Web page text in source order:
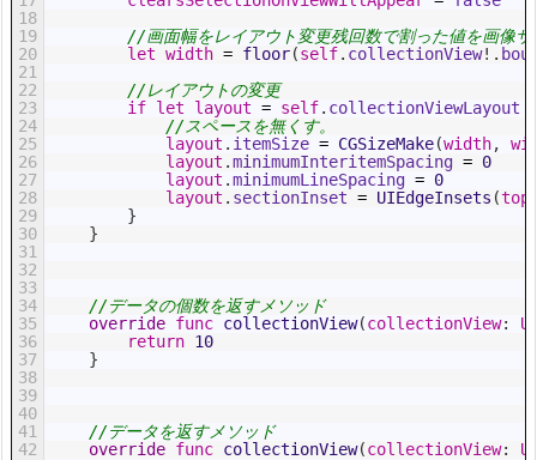
18
19
20
21
22
23
24
25
26
27
28
29
30
31
32
33
34
35
36
37
38
39
40
41
42
//画面幅をレイアウト変更残回数で割った値を画像サ
let width = floor(self. collectionView! .
//レイアウトの変更
if let layout = self. collectionViewLayout
//スペースを無くす。
layout . itemSize = CGSizeMake(width,
layout .minimumInteritemSpacing = 0
layout .minimumLineSpacing = 0
layout . sectionInset = UIEdgeInsets (top
}
}
//データの個数を返すメソッド
override func collectionView(collectionView:
return 10
}
//データを返すメソッド
override func collectionView(collectionView: